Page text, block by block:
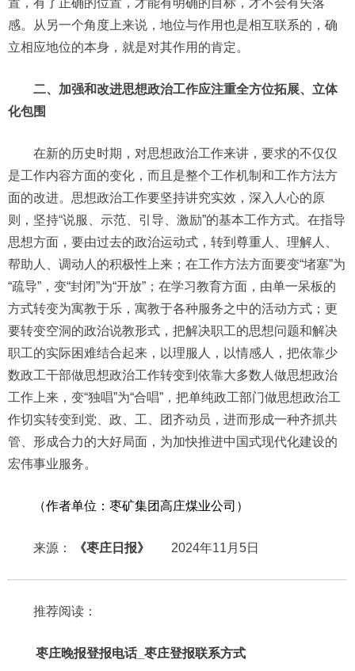
置，有了正确的位置，才能有明确的目标，才不会有失落
感。从另一个角度上来说，地位与作用也是相互联系的，确
立相应地位的本身，就是对其作用的肯定。
二、加强和改进思想政治工作应注重全方位拓展、立体
化包围
在新的历史时期，对思想政治工作来讲，要求的不仅仅
是工作内容方面的变化，而且是整个工作机制和工作方法方
面的改进。思想政治工作要坚持讲究实效，深入人心的原
则，坚持“说服、示范、引导、激励”的基本工作方式。在指导
思想方面，要由过去的政治运动式，转到尊重人、理解人、
帮助人、调动人的积极性上来；在工作方法方面要变“堵塞”为
“疏导”，变“封闭”为“开放”；在学习教育方面，由单一呆板的
方式转变为寓教于乐，寓教于各种服务之中的活动方式；更
要转变空洞的政治说教形式，把解决职工的思想问题和解决
职工的实际困难结合起来，以理服人，以情感人，把依靠少
数政工干部做思想政治工作转变到依靠大多数人做思想政治
工作上来，变“独唱”为“合唱”，把单纯政工部门做思想政治工
作切实转变到党、政、工、团齐动员，进而形成一种齐抓共
管、形成合力的大好局面，为加快推进中国式现代化建设的
宏伟事业服务。
（作者单位：枣矿集团高庄煤业公司）
来源： 《枣庄日报》 2024年11月5日
推荐阅读：
枣庄晚报登报电话_枣庄登报联系方式